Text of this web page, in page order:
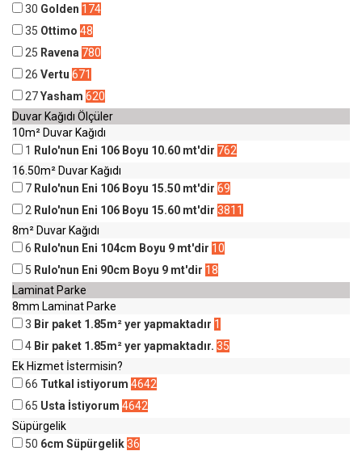
30 Golden 174
35 Ottimo 48
25 Ravena 780
26 Vertu 671
27Yasham 620
Duvar Kağıdı Ölçüler
10m² Duvar Kağıdı
1 Rulo'nun Eni 106 Boyu 10.60 mt'dir 762
16.50m² Duvar Kağıdı
7 Rulo'nun Eni 106 Boyu 15.50 mt'dir 69
2 Rulo'nun Eni 106 Boyu 15.60 mt'dir 3811
8m² Duvar Kağıdı
6 Rulo'nun Eni 104cm Boyu 9 mt'dir 10
5 Rulo'nun Eni 90cm Boyu 9 mt'dir 18
Laminat Parke
8mm Laminat Parke
3 Bir paket 1.85m² yer yapmaktadır 1
4 Bir paket 1.85m² yer yapmaktadır. 35
Ek Hizmet İstermisin?
66 Tutkal istiyorum 4642
65 Usta İstiyorum 4642
Süpürgelik
50 6cm Süpürgelik36